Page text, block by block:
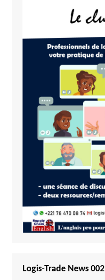
Logis-Trade News 002